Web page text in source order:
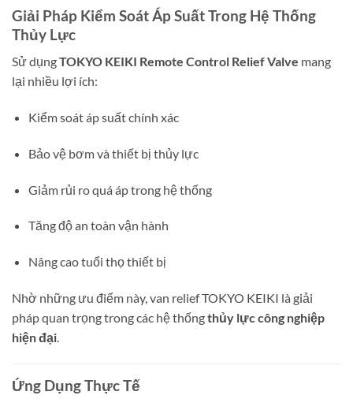
Giải Pháp Kiểm Soát Áp Suất Trong Hệ Thống
Thủy Lực
Sử dụngTOKYO KEIKI Remote Control Relief Valve mang
lại nhiều lợi ích:
Kiểm soát áp suất chính xác
Bảo vệ bơm và thiết bị thủy lực
Giảm rủi ro quá áp trong hệ thống
Tăng độ an toàn vận hành
Nâng cao tuổi thọ thiết bị
Nhờ những ưu điểm này, van relief TOKYO KEIKI là giải
pháp quan trọng trong các hệ thốngthủy lực công nghiệp
hiện đại.
Ứng Dụng Thực Tế